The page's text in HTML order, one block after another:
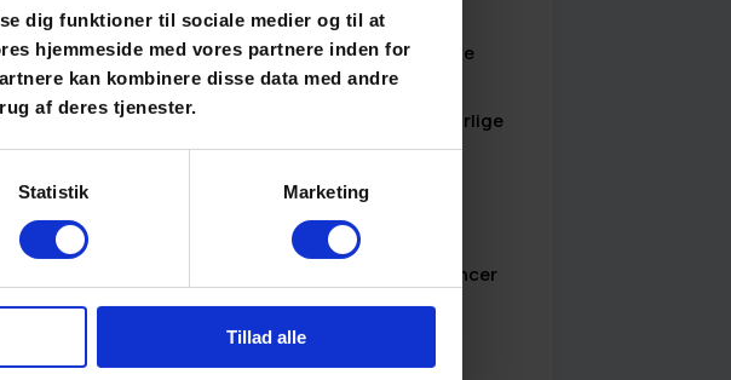
dig funktioner til sociale medier og til at
hjemmeside med vores partnere inden for
kan kombinere disse data med andre
af deres tjenester.
Statistik Marketing
Tillad alle
talentprofilerne aktivt – så de kunne iscenesætte
at der var et konkret match mellem deres naturlige
opbygget et team, hvor både kemi, kompetencer